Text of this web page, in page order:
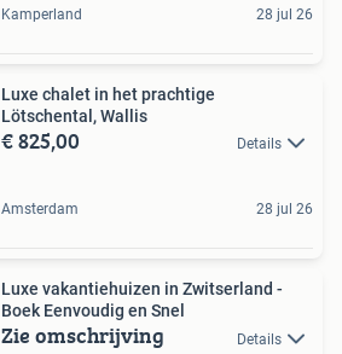
Kamperland 28 jul 26
Luxe chalet in het prachtige
Lötschental, Wallis
€ 825,00 Details
Amsterdam 28 jul 26
Luxe vakantiehuizen in Zwitserland -
Boek Eenvoudig en Snel
Zie omschrijving Details